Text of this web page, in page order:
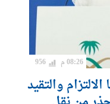
08:26 م 956
والتقيد